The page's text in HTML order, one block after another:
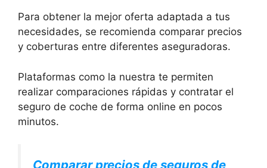
Para obtener la mejor oferta adaptada a tus
necesidades, se recomienda comparar precios
y coberturas entre diferentes aseguradoras.
Plataformas como la nuestra te permiten
realizar comparaciones rápidas y contratar el
seguro de coche de forma online en pocos
minutos.
Comparar precios de seguros de